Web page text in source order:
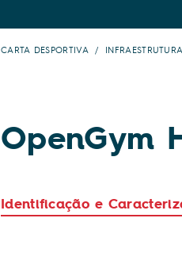
CARTA DESPORTIVA
OpenGym
Identificação e